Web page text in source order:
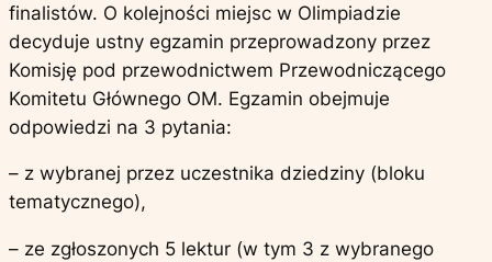
finalistów. O kolejności miejsc w Olimpiadzie
decyduje ustny egzamin przeprowadzony przez
Komisję pod przewodnictwem Przewodniczącego
Komitetu Głównego OM. Egzamin obejmuje
odpowiedzi na 3 pytania:
– z wybranej przez uczestnika dziedziny (bloku
tematycznego),
– ze zgłoszonych 5 lektur (w tym 3 z wybranego